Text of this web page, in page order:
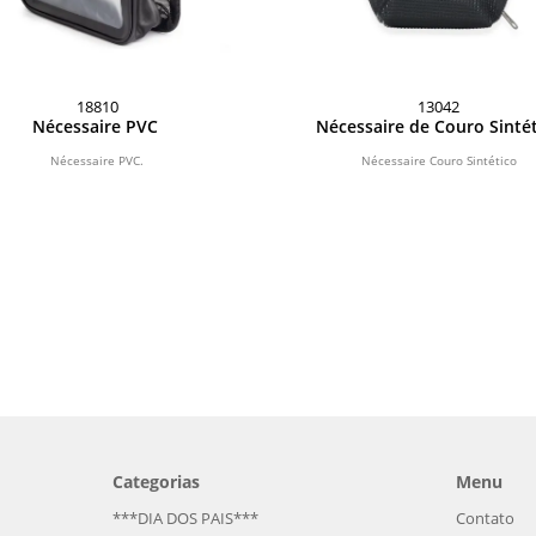
18810
Nécessaire PVC
Nécessaire PVC.
13042
Nécessaire de Couro
Nécessaire Couro Sintético
Categorias
***DIA DOS PAIS***
Menu
Contato